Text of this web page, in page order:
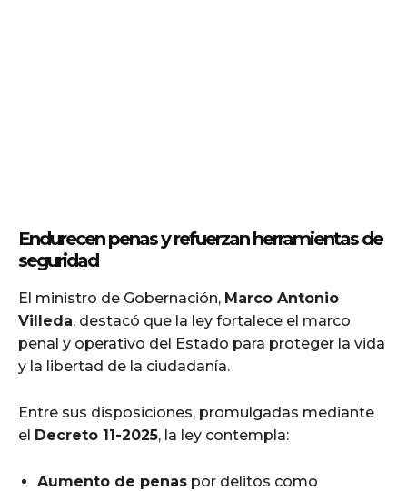
Endurecen penas y refuerzan herramientas de
seguridad
El ministro de Gobernación, Marco Antonio
Villeda, destacó que la ley fortalece el marco
penal y operativo del Estado para proteger la vida
y la libertad de la ciudadanía.
Entre sus disposiciones, promulgadas mediante
el Decreto 11-2025, la ley contempla:
Aumento de penas por delitos como